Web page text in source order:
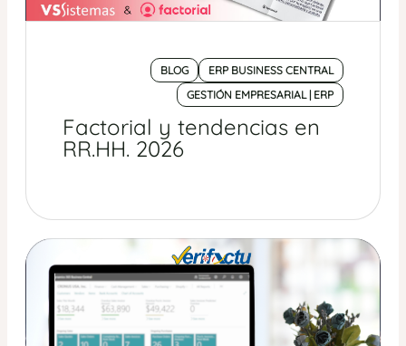
BLOG
ERP BUSINESS CENTRAL
GESTIÓN EMPRESARIAL | ERP
Factorial y tendencias en
RR.HH. 2026